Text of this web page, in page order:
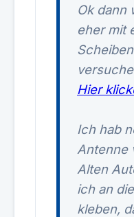
Ok dann
eher mit
Hier
Ich hab
Antenne
Alten
ich an
kleben,